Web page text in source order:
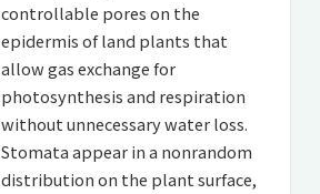
controllable pores on the
epidermis of land plants that
allow gas exchange for
photosynthesis and respiration
without unnecessary water loss.
Stomata appear in a nonrandom
distribution on the plant surface,